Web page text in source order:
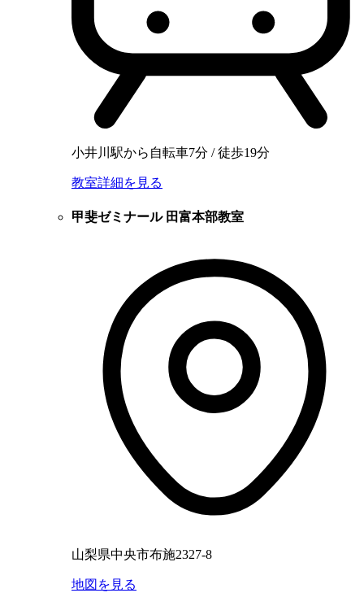
小井川駅から自転車7分 / 徒歩19分
教室詳細を見る
甲斐ゼミナール 田富本部教室
山梨県中央市布施2327-8
地図を見る